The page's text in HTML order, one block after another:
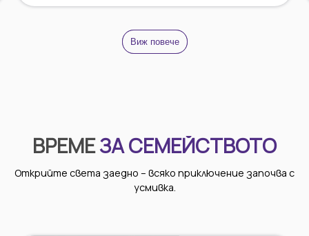
Виж повече
ВРЕМЕЗА СЕМЕЙСТВОТО
Открийте света заедно – всяко приключение започва с
усмивка.